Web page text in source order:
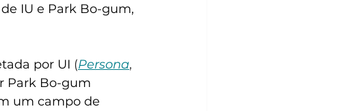
IU e Park Bo-gum,
por UI (Persona,
Park Bo-gum
um campo de